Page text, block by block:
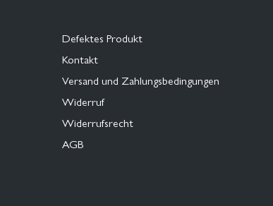
Defektes Produkt
Kontakt
Versand und Zahlungsbedingungen
Widerruf
Widerrufsrecht
AGB